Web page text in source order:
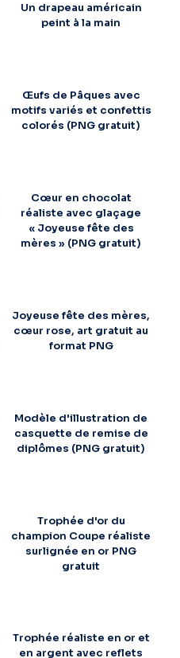
Un drapeau américain
peint à la main
Œufs de Pâques avec
motifs variés et confettis
colorés (PNG gratuit)
Cœur en chocolat
réaliste avec glaçage
« Joyeuse fête des
mères » (PNG gratuit)
Joyeuse fête des mères,
cœur rose, art gratuit au
format PNG
Modèle d'illustration de
casquette de remise de
diplômes (PNG gratuit)
Trophée d'or du
champion Coupe réaliste
surlignée en or PNG
gratuit
Trophée réaliste en or et
en argent avec reflets